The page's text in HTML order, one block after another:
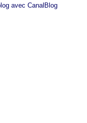
avec CanalBlog